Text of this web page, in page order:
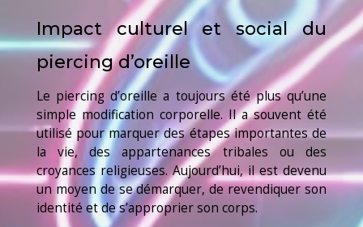
Impact culturel et social du
piercing d’oreille
Le piercing d’oreille a toujours été plus qu’une
simple modification corporelle. Il a souvent été
utilisé pour marquer des étapes importantes de
la vie, des appartenances tribales ou des
croyances religieuses. Aujourd’hui, il est devenu
un moyen de se démarquer, de revendiquer son
identité et de s’approprier son corps.